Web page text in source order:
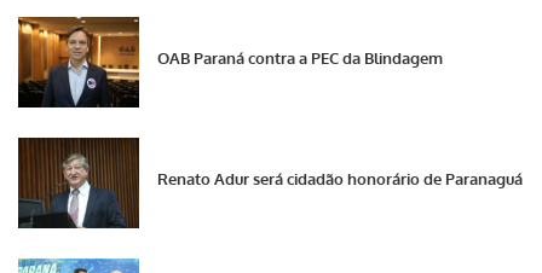
OAB Paraná contra a PEC da Blindagem
Renato Adur será cidadão honorário de Paranaguá